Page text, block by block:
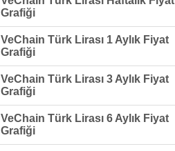
Grafiği
VeChain Türk Lirası 1 Aylık Fiyat
Grafiği
VeChain Türk Lirası 3 Aylık Fiyat
Grafiği
VeChain Türk Lirası 6 Aylık Fiyat
Grafiği